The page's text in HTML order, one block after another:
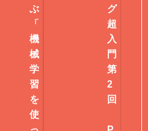
ぶ
「
機
械
学
習
を
使
グ
超
入
門
第
2
回